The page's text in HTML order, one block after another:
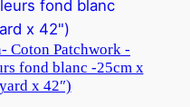
Coton Patchwork -
fond blanc -25cm x
x 42″)